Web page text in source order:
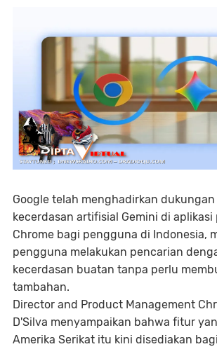
Google telah menghadirkan
kecerdasan artifisial Gemini di aplikasi
Chrome bagi pengguna di Indonesia,
pengguna melakukan pencarian
kecerdasan buatan tanpa perlu
tambahan.
Director and Product Management
D'Silva menyampaikan bahwa fitur
Amerika Serikat itu kini disediakan